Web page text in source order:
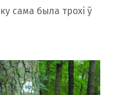
сама была трохі ў